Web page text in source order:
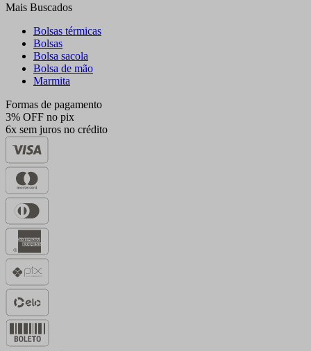
Mais Buscados
Bolsas térmicas
Bolsas
Bolsa sacola
Bolsa de mão
Marmita
Formas de pagamento
3% OFF no pix
6x sem juros no crédito